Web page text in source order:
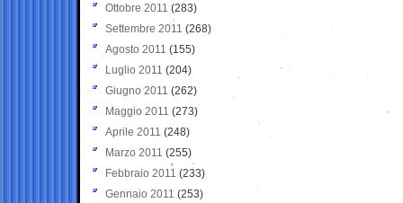
Ottobre 2011 (283)
Settembre 2011 (268)
Agosto 2011 (155)
Luglio 2011 (204)
Giugno 2011 (262)
Maggio 2011 (273)
Aprile 2011 (248)
Marzo 2011 (255)
Febbraio 2011 (233)
Gennaio 2011 (253)